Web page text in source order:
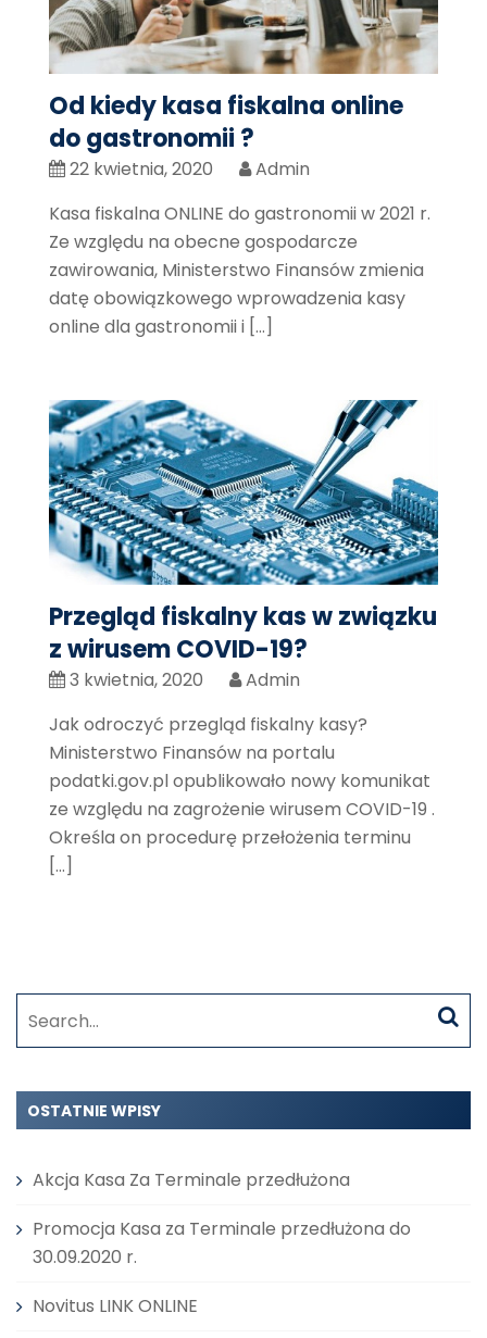
Od kiedy kasa fiskalna online
do gastronomii ?
22 kwietnia, 2020
Admin
Kasa fiskalna ONLINE do gastronomii w 2021 r.
Ze względu na obecne gospodarcze
zawirowania, Ministerstwo Finansów zmienia
datę obowiązkowego wprowadzenia kasy
online dla gastronomii i […]
Przegląd fiskalny kas w związku
z wirusem COVID-19?
3 kwietnia, 2020
Admin
Jak odroczyć przegląd fiskalny kasy?
Ministerstwo Finansów na portalu
podatki.gov.pl opublikowało nowy komunikat
ze względu na zagrożenie wirusem COVID-19 .
Określa on procedurę przełożenia terminu
[…]
for:
OSTATNIE WPISY
Akcja Kasa Za Terminale przedłużona
Promocja Kasa za Terminale przedłużona do
30.09.2020 r.
Novitus LINK ONLINE